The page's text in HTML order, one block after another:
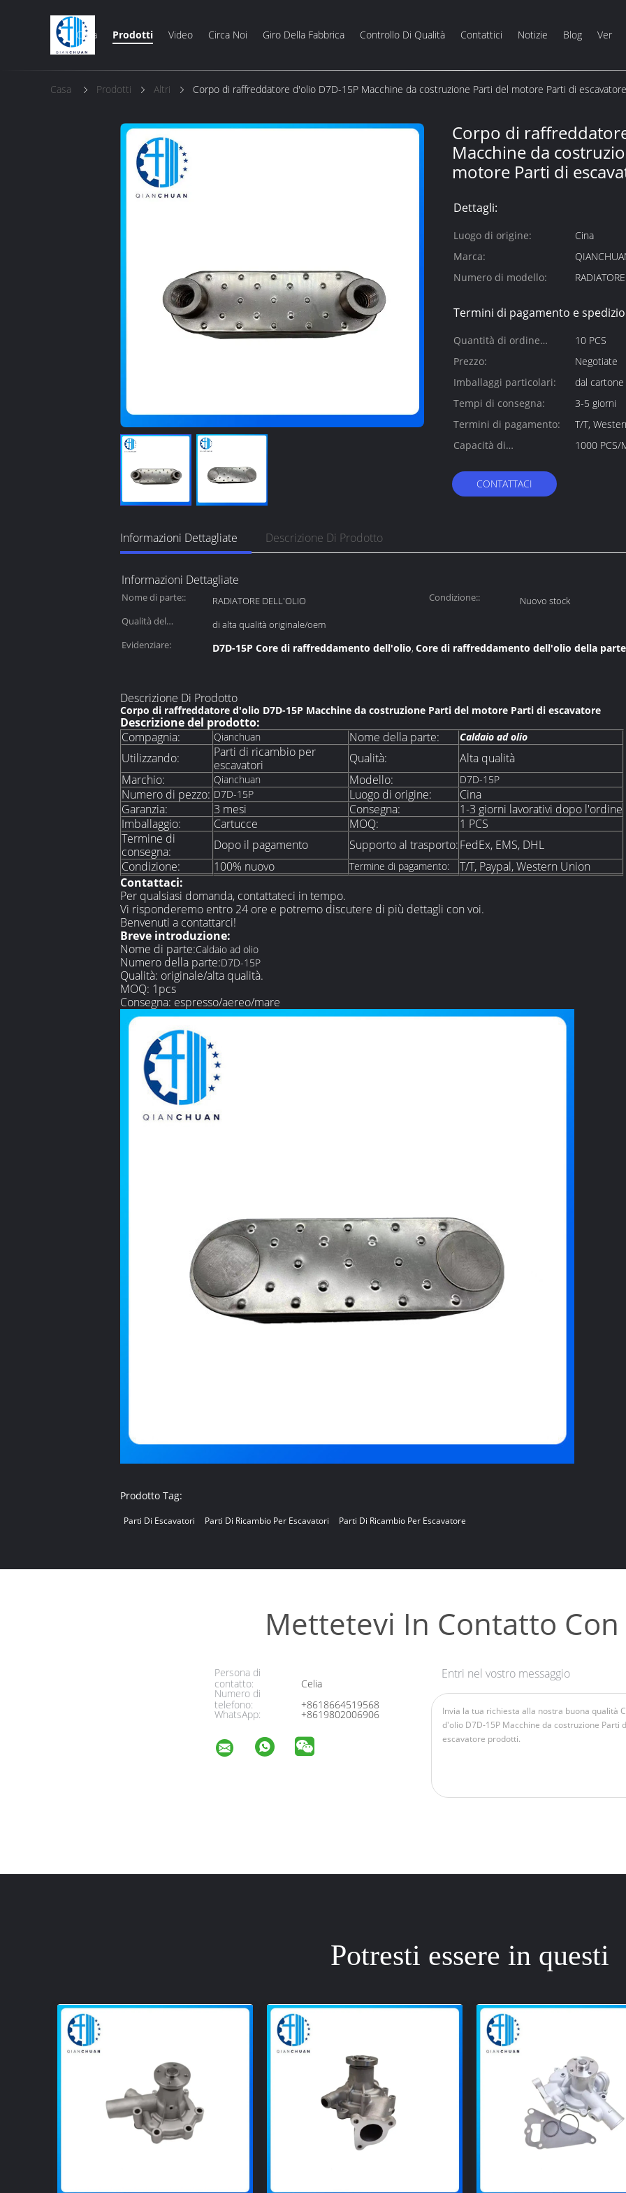
Casa Prodotti Video Circa Noi Giro Della Fabbrica Controllo Di Qualità Contattici Notizie Blog Ver
Casa Prodotti Altri Corpo di raffreddatore d'olio D7D-15P Macchine da costruzione Parti del motore Parti di escavatore
Corpo di
Macchine da
motore Parti di
Dettagli:
Luogo di origine:
Cina
Marca:
Numero di modello:
Termini di pagamento e
Quantità di ordine
minimo:
10 PCS
Prezzo:
Negotiate
Imballaggi particolari:
dal cartone
Tempi di consegna:
3-5 giorni
Termini di pagamento:
T/T,
Capacità di
1000 PCS/
CONTATTACI
Informazioni Dettagliate Descrizione Di Prodotto
Informazioni Dettagliate
Nome di parte:: RADIATORE DELL'OLIO Condizione::
Nuovo stock
Qualità del
di alta qualità originale/oem
Evidenziare:
D7D-15P Core di raffreddamento dell'olio, Core di raffreddamento dell'olio della
Descrizione Di Prodotto
Corpo di raffreddatore d'olio D7D-15P Macchine da costruzione Parti del motore Parti di escavatore
Descrizione del prodotto:
Compagnia:
Qianchuan Nome della parte: Caldaio ad olio
Utilizzando:
Parti di ricambio per
escavatori
Qualità:
Alta qualità
Marchio:
Qianchuan Modello: D7D-15P
Numero di pezzo: D7D-15P Luogo di origine:
Cina
Garanzia:
3 mesi Consegna:
1-3 giorni lavorativi dopo l'ordine
Imballaggio:
Cartucce MOQ:
1 PCS
Termine di
consegna:
Dopo il pagamento Supporto al trasporto:FedEx, EMS, DHL
Condizione:
100% nuovo Termine di pagamento:
T/T, Paypal, Western Union
Contattaci:
Per qualsiasi domanda, contattateci in tempo.
Vi risponderemo entro 24 ore e potremo discutere di più dettagli con voi.
Benvenuti a contattarci!
Breve introduzione:
Nome di parte:Caldaio ad olio
Numero della parte:D7D-15P
Qualità: originale/alta qualità.
MOQ: 1pcs
Consegna: espresso/aereo/mare
Prodotto Tag:
Parti Di Escavatori Parti Di Ricambio Per Escavatori Parti Di Ricambio Per Escavatore
Mettetevi In ​​contatto
Persona di
contatto:
Celia
Numero di
telefono:
+8618664519568
WhatsApp: +8619802006906
Entri nel vostro messaggio
Potresti essere in questi